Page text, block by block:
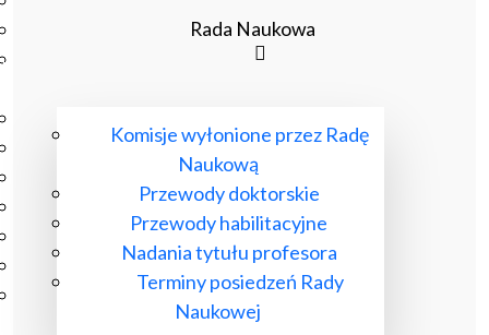
Repozytorium RCIN
Kursy
Szkoła Doktorska Anthropos
Erasmus
Olimpiada Literatury i Języka Polskiego
Olimpiada Literatury i Języka Polskiego dla Szkół
Rada Naukowa
Komisje wyłonione przez Radę
Naukową
Przewody doktorskie
Przewody habilitacyjne
Nadania tytułu profesora
Terminy posiedzeń Rady
Naukowej